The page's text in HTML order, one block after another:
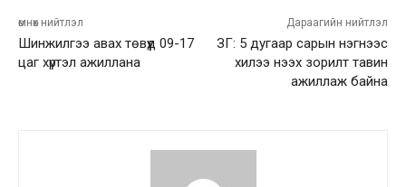
өмнөх нийтлэл
Шинжилгээ авах төвүүд 09-17
цаг хүртэл ажиллана
Дараагийн нийтлэл
ЗГ: 5 дугаар сарын нэгнээс
хилээ нээх зорилт тавин
ажиллаж байна